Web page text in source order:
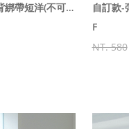
自訂款-翻領後美背綁帶短洋(不可拆)(原價790特價590)
F
NT. 580